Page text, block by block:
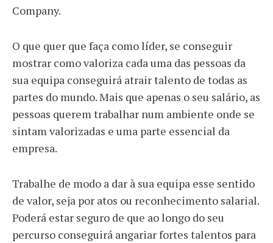
Company.
O que quer que faça como líder, se conseguir
mostrar como valoriza cada uma das pessoas da
sua equipa conseguirá atrair talento de todas as
partes do mundo. Mais que apenas o seu salário, as
pessoas querem trabalhar num ambiente onde se
sintam valorizadas e uma parte essencial da
empresa.
Trabalhe de modo a dar à sua equipa esse sentido
de valor, seja por atos ou reconhecimento salarial.
Poderá estar seguro de que ao longo do seu
percurso conseguirá angariar fortes talentos para